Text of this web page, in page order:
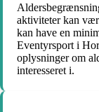
aktiviteter kan
kan have en
Eventyrsport i
oplysninger om
interesseret i.